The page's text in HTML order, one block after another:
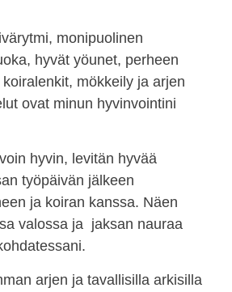
monipuolinen
hyvät yöunet, perheen
mökkeily ja arjen
ovat minun hyvinvointini
hyvin, levitän hyvää
työpäivän jälkeen
ja koiran kanssa. Näen
valossa ja jaksan nauraa
arjen ja tavallisilla arkisilla